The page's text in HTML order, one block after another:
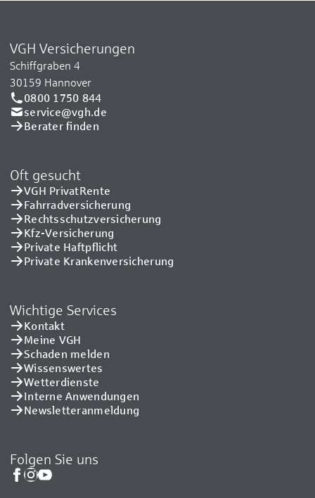
VGH Versicherungen
Schiffgraben 4
30159 Hannover
0800 1750 844
service@vgh.de
Berater finden
Oft gesucht
VGH PrivatRente
Fahrradversicherung
Rechtsschutzversicherung
Kfz-Versicherung
Private Haftpflicht
Private Kranken­versicherung
Wichtige Services
Kontakt
Meine VGH
Schaden melden
Wissenswertes
Wetterdienste
Interne Anwendungen
Newsletteranmeldung
Folgen Sie uns